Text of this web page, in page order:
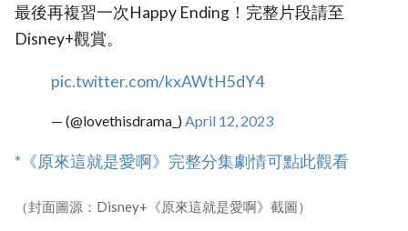
最後再複習一次Happy Ending！完整片段請至
Disney+觀賞。
pic.twitter.com/kxAWtH5dY4
— (@lovethisdrama_)April 12, 2023
‎*《原來這就是愛啊》完整分集劇情可點此觀看‎
（封面圖源：Disney+《原來這就是愛啊》截圖）